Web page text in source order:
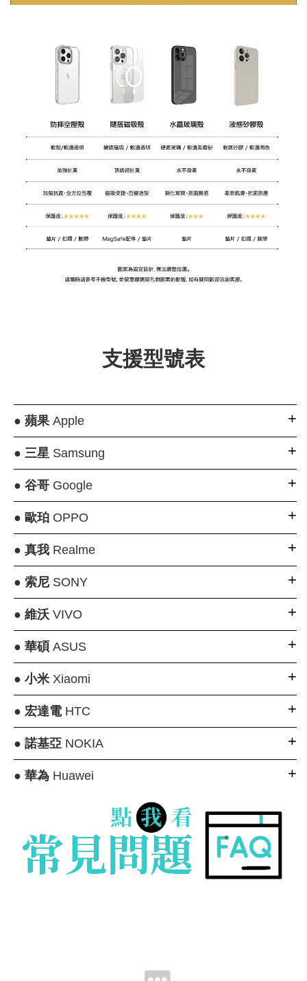
支援型號表
● 蘋果Apple
● 三星Samsung
● 谷哥Google
● 歐珀OPPO
● 真我Realme
● 索尼SONY
● 維沃VIVO
● 華碩 ASUS
● 小米Xiaomi
● 宏達電HTC
● 諾基亞NOKIA
● 華為Huawei